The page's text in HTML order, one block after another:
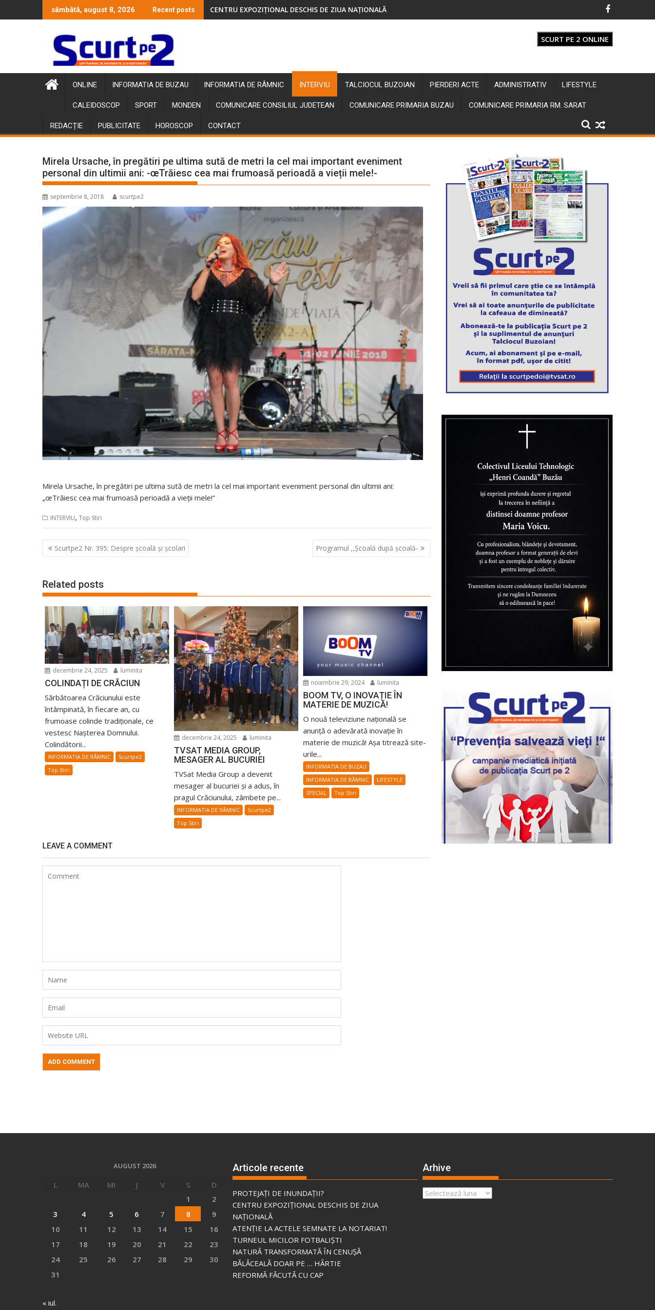
to
sâmbătă, august 8, 2026 Recent posts CENTRU EXPOZIȚIONAL DESCHIS DE ZIUA NAȚIONALĂ
SCURT PE 2 ONLINE
ONLINE INFORMATIA DE BUZAU INFORMATIA DE RÂMNIC INTERVIU TALCIOCUL BUZOIAN PIERDERI ACTE ADMINISTRATIV LIFESTYLE
CALEIDOSCOP SPORT MONDEN COMUNICARE CONSILIUL JUDETEAN COMUNICARE PRIMARIA BUZAU COMUNICARE PRIMARIA RM. SARAT
REDACȚIE PUBLICITATE HOROSCOP CONTACT
Mirela Ursache, în pregătiri pe ultima sută de metri la cel mai important eveniment
personal din ultimii ani: -œTrăiesc cea mai frumoasă perioadă a vieții mele!-
septembrie 8, 2018 scurtpe2
Mirela Ursache, în pregătiri pe ultima sută de metri la cel mai important eveniment personal din ultimii ani:
„œTrăiesc cea mai frumoasă perioadă a vieții mele!”
INTERVIU, Top Stiri
Navigare
în
Scurtpe2 Nr. 395: Despre școală și școlari Programul ,,Școală după școală-
Related posts
decembrie 24, 2025 luminita
COLINDAȚI DE CRĂCIUN
Sărbătoarea Crăciunului este
întâmpinată, în fiecare an, cu
frumoase colinde tradiționale, ce
vestesc Naşterea Domnului.
Colindătorii...
INFORMATIA DE RÂMNIC
Scurtpe2
Top Stiri
decembrie 24, 2025 luminita
TVSAT MEDIA GROUP,
MESAGER AL BUCURIEI
TVSat Media Group a devenit
mesager al bucuriei și a adus, în
pragul Crăciunului, zâmbete pe...
INFORMATIA DE RÂMNIC
Scurtpe2
Top Stiri
noiembrie 29, 2024 luminita
BOOM TV, O INOVAȚIE ÎN
MATERIE DE MUZICĂ!
O nouă televiziune națională se
anunță o adevărată inovație în
materie de muzică! Așa titrează site-
urile...
INFORMATIA DE BUZAU
INFORMATIA DE RÂMNIC
LIFESTYLE
SPECIAL
Top Stiri
LEAVE A COMMENT
AUGUST 2026
L MA MI J V S
D
1
2
3
4 5 6 7 8
9
10
11 12 13 14 15
16
17
18 19 20 21 22
23
24
25 26 27 28 29
30
31
« iul.
Articole recente
PROTEJAȚI DE INUNDAȚII?
CENTRU EXPOZIȚIONAL DESCHIS DE ZIUA
NAȚIONALĂ
ATENȚIE LA ACTELE SEMNATE LA NOTARIAT!
TURNEUL MICILOR FOTBALIȘTI
NATURĂ TRANSFORMATĂ ÎN CENUȘĂ
BĂLĂCEALĂ DOAR PE … HÂRTIE
REFORMĂ FĂCUTĂ CU CAP
Arhive
Arhive